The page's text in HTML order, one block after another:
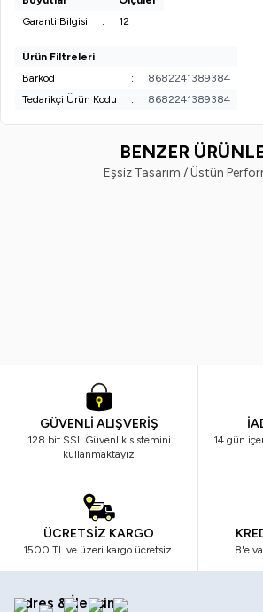
Garanti Bilgisi
: 12
Ürün Filtreleri
Barkod
:
8682241389384
Tedarikçi Ürün Kodu
: 8682241389384
BENZER
Eşsiz Tasarım / Üstün
GÜVENLİ ALIŞVERİŞ
128 bit SSL Güvenlik sistemini
kullanmaktayız
14 gün
ÜCRETSİZ KARGO
1500 TL ve üzeri kargo ücretsiz. 8'e
Adres & İletişim